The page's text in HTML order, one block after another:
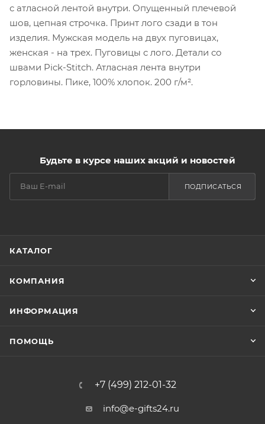
с атласной лентой внутри. Опущенный плечевой
шов, цепная строчка. Принт лого сзади в тон
изделия. Мужская модель на двух пуговицах,
женская - на трех. Пуговицы с лого. Детали со
швами Pick-Stitch. Атласная лента внутри
горловины. Пике, 100% хлопок. 200 г/м².
Будьте в курсе наших акций и новостей
ПОДПИСАТЬСЯ
КАТАЛОГ
КОМПАНИЯ
ИНФОРМАЦИЯ
ПОМОЩЬ
+7 (499) 212-01-32
info@e-gifts24.ru